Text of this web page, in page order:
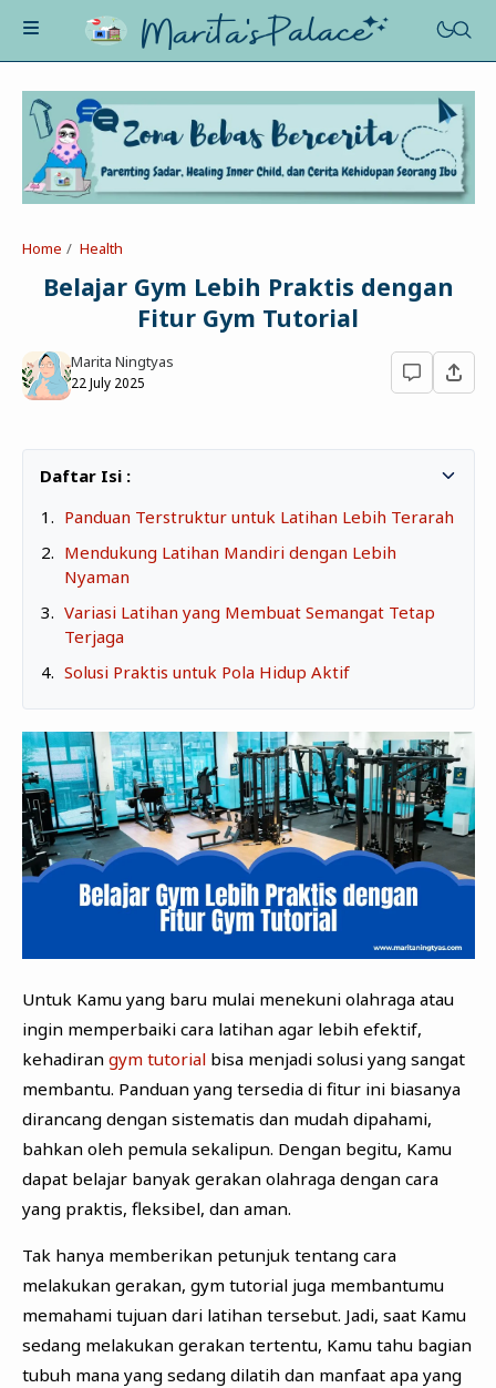
About Me
Contact
Asah-Asih-Asuh
Profil
Tips
Celotehku
Poe-Fict
Beauty&Fashion
Health
Jalan&Jajan
TeknOto
Soal Uang
Sudut Rumah
Blog&Write
Ngobrolin Film
Home Health
Belajar Gym Lebih Praktis dengan
Fitur Gym Tutorial
Marita Ningtyas
22 July 2025
Panduan Terstruktur untuk Latihan Lebih Terarah
Mendukung Latihan Mandiri dengan Lebih
Nyaman
Variasi Latihan yang Membuat Semangat Tetap
Terjaga
Solusi Praktis untuk Pola Hidup Aktif
Untuk Kamu yang baru mulai menekuni olahraga atau
ingin memperbaiki cara latihan agar lebih efektif,
kehadiran gym tutorialbisa menjadi solusi yang sangat
membantu. Panduan yang tersedia di fitur ini biasanya
dirancang dengan sistematis dan mudah dipahami,
bahkan oleh pemula sekalipun. Dengan begitu, Kamu
dapat belajar banyak gerakan olahraga dengan cara
yang praktis, fleksibel, dan aman.
Tak hanya memberikan petunjuk tentang cara
melakukan gerakan, gym tutorial juga membantumu
memahami tujuan dari latihan tersebut. Jadi, saat Kamu
sedang melakukan gerakan tertentu, Kamu tahu bagian
tubuh mana yang sedang dilatih dan manfaat apa yang